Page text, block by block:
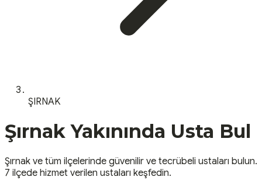
ŞIRNAK
Şırnak Yakınında Usta Bul
Şırnak ve tüm ilçelerinde güvenilir ve tecrübeli ustaları bulun.
7 ilçede hizmet verilen ustaları keşfedin.